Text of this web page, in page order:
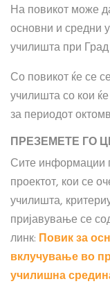
На повикот може
основни и средни
училишта при Град
Со повикот ќе се
училишта со кои
за периодот
ПРЕЗЕМЕТЕ ГО
Сите информации
проектот, кои се
училишта,
пријавување се
линк: Повик за
вклучување во
училишна